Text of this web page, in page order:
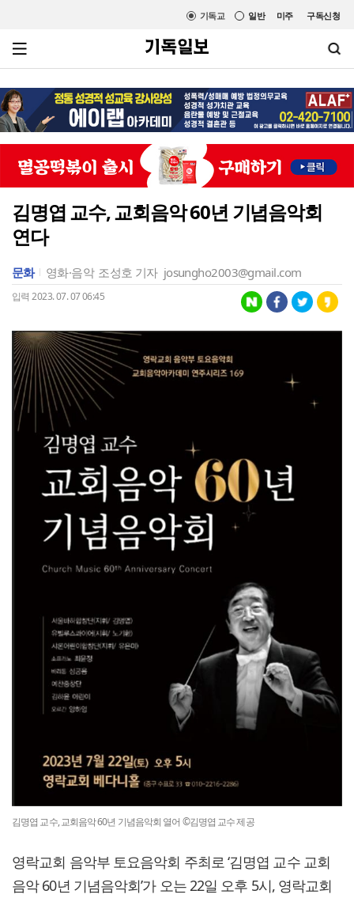
미주 구독신청
일반
기독교
김명엽 교수, 교회음악 60년 기념음악회
연다
문화 영화·음악 조성호 기자 josungho2003@gmail.com
입력 2023. 07. 07 06:45
김명엽 교수, 교회음악 60년 기념음악회 열어 ©김명엽 교수 제공
영락교회 음악부 토요음악회 주최로 ‘김명엽 교수 교회
음악 60년 기념음악회’가 오는 22일 오후 5시, 영락교회